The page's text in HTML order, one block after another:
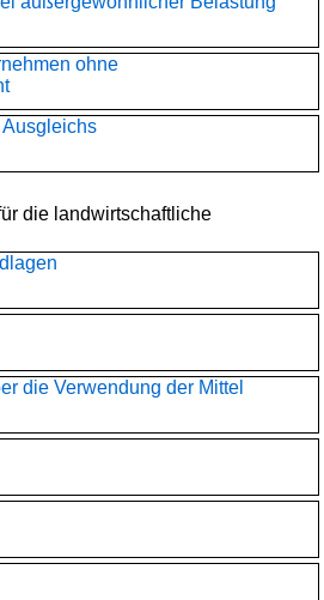
ohne
die landwirtschaftliche
die Verwendung der Mittel